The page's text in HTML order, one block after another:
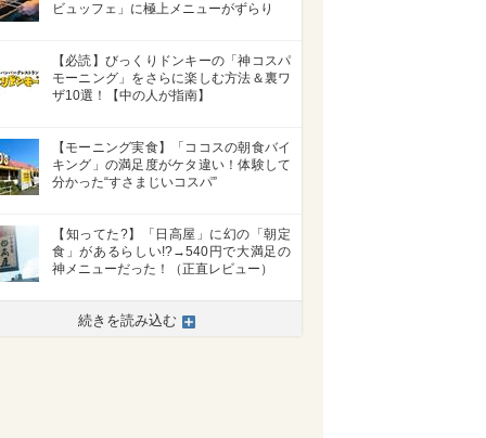
ビュッフェ」に極上メニューがずらり
【必読】びっくりドンキーの「神コスパ
モーニング」をさらに楽しむ方法＆裏ワ
ザ10選！【中の人が指南】
【モーニング実食】「ココスの朝食バイ
キング」の満足度がケタ違い！体験して
分かった“すさまじいコスパ”
【知ってた?】「日高屋」に幻の「朝定
食」があるらしい!?→540円で大満足の
神メニューだった！（正直レビュー）
続きを読み込む